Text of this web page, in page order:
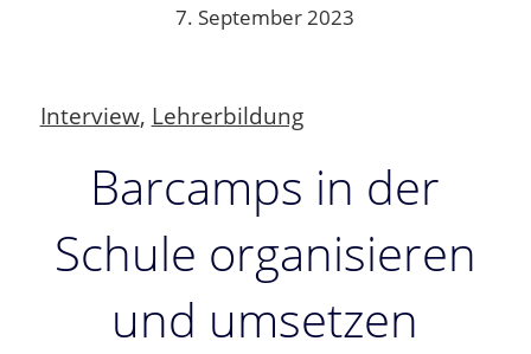
7. September 2023
Interview, Lehrerbildung
Barcamps in der
Schule organisieren
und umsetzen